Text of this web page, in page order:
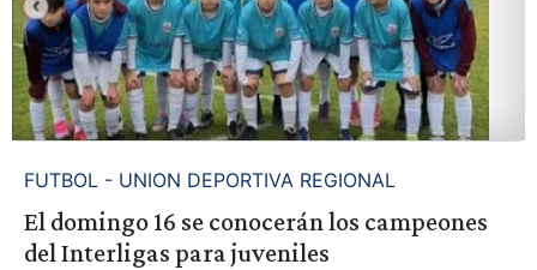
FUTBOL - UNION DEPORTIVA REGIONAL
El domingo 16 se conocerán los campeones
del Interligas para juveniles